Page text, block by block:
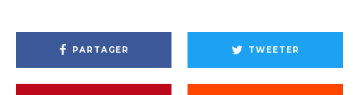
PARTAGER TWEETER